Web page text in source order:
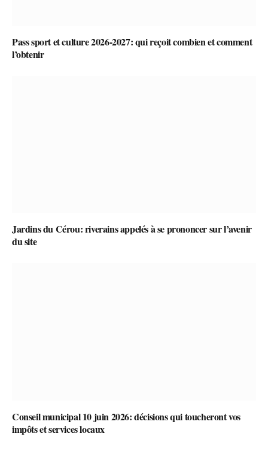
Pass sport et culture 2026-2027: qui reçoit combien et comment
l’obtenir
Jardins du Cérou: riverains appelés à se prononcer sur l’avenir
du site
Conseil municipal 10 juin 2026: décisions qui toucheront vos
impôts et services locaux